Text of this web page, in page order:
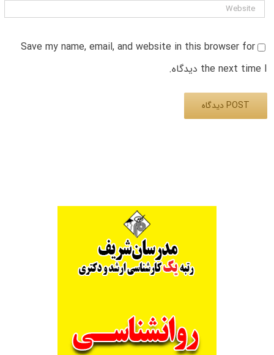
Save my name, email, and website in this browser for
the next time I دیدگاه.